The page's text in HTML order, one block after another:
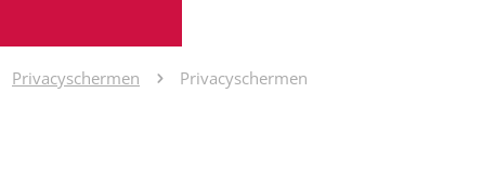
Privacyschermen Privacyschermen